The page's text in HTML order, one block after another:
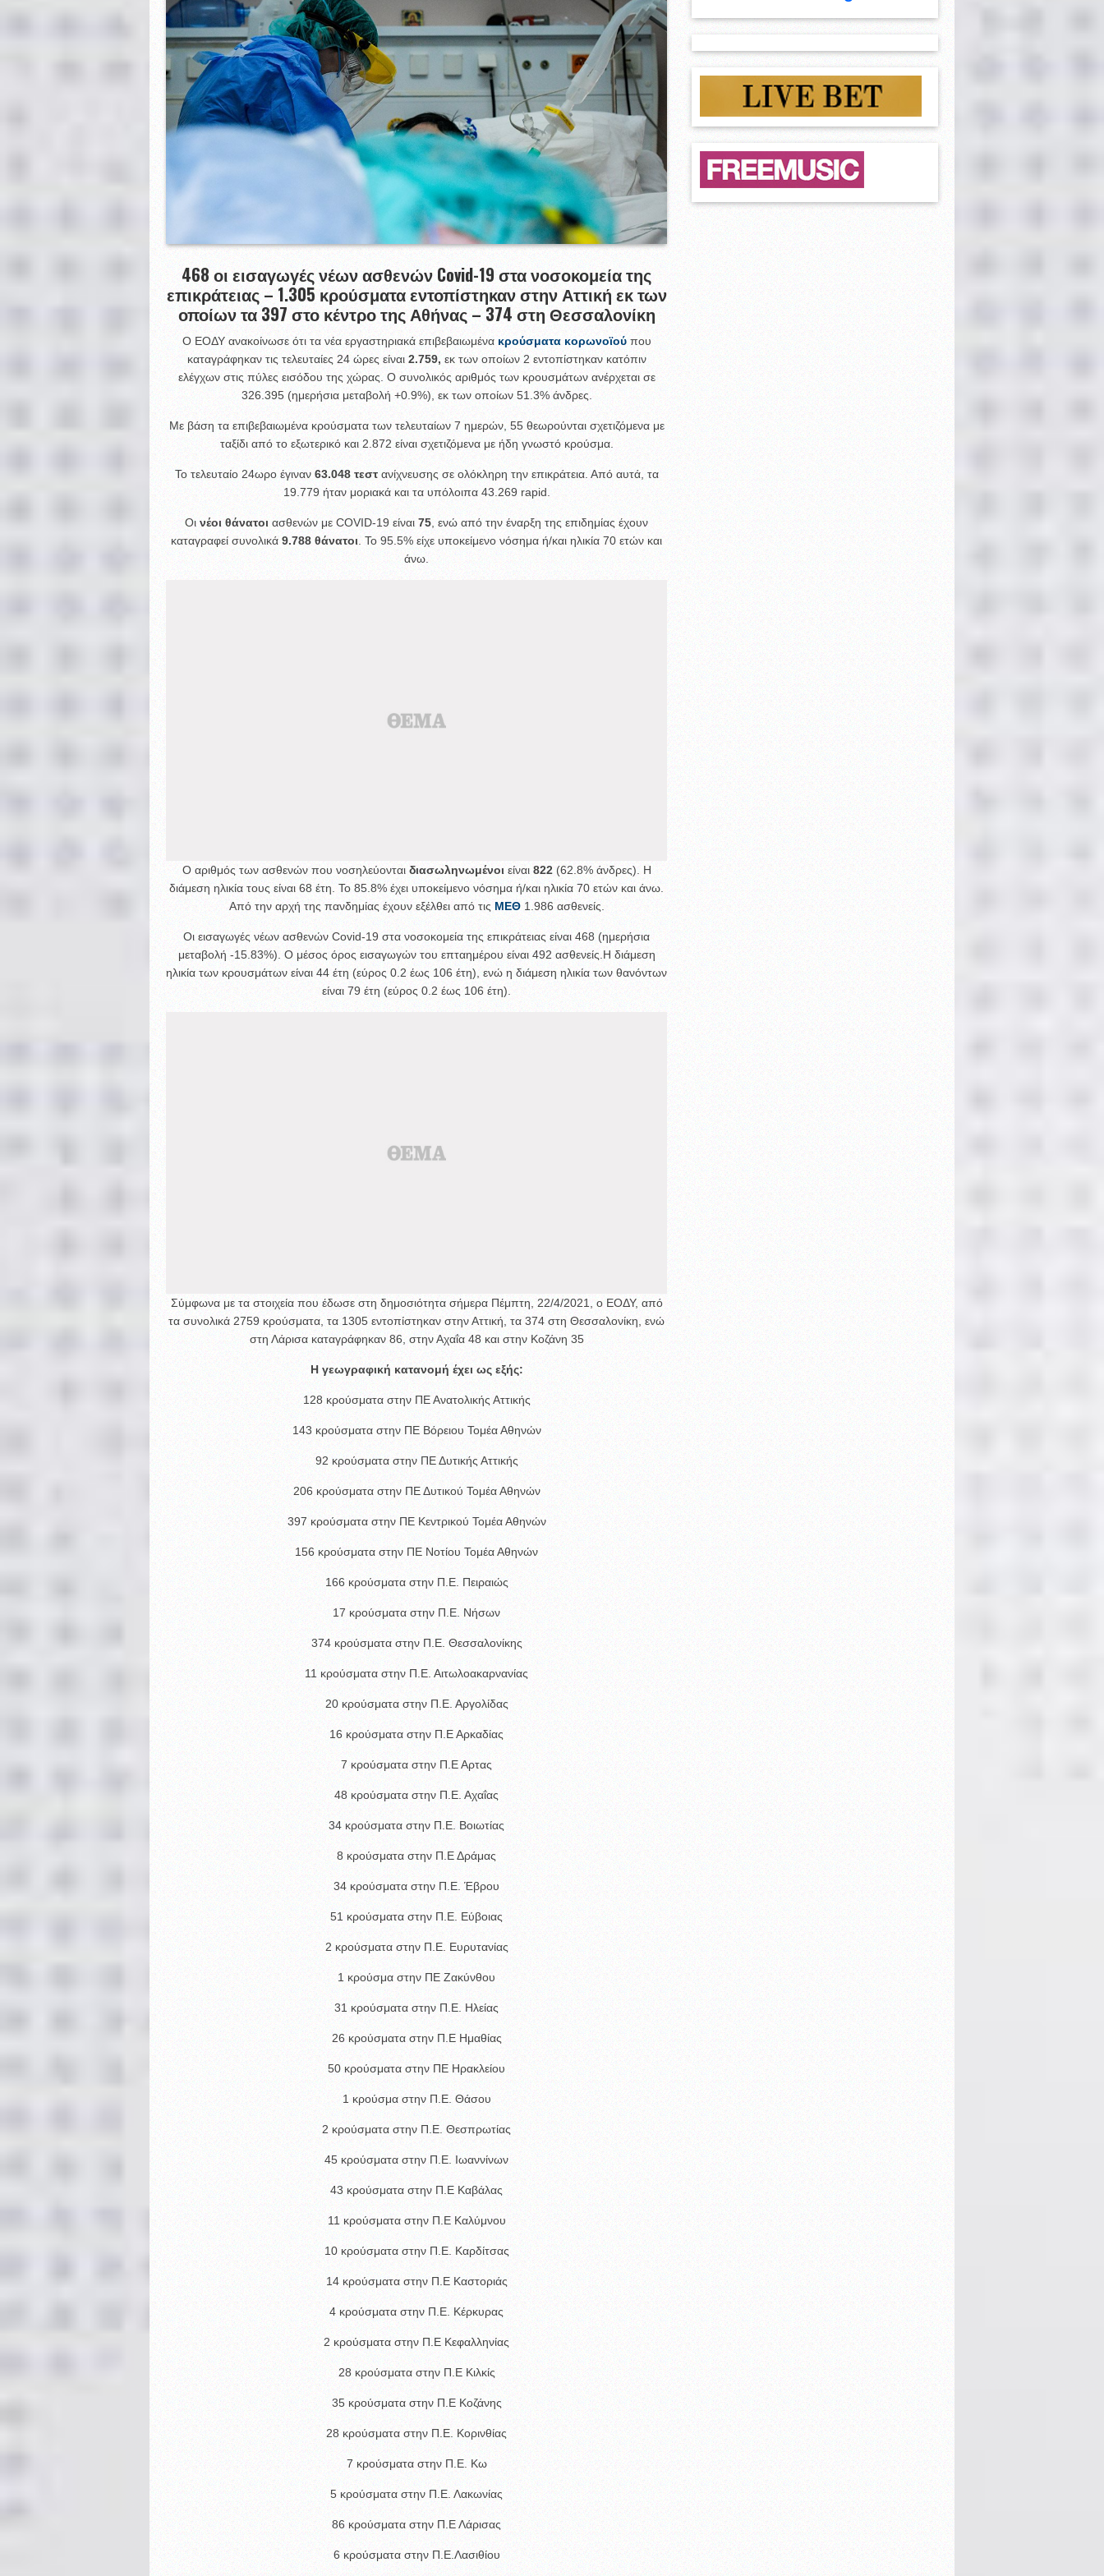
468 οι εισαγωγές νέων ασθενών Covid-19 στα νοσοκομεία της
επικράτειας – 1.305 κρούσματα εντοπίστηκαν στην Αττική εκ των
οποίων τα 397 στο κέντρο της Αθήνας – 374 στη Θεσσαλονίκη
Ο ΕΟΔΥ ανακοίνωσε ότι τα νέα εργαστηριακά επιβεβαιωμένα κρούσματα κορωνοϊού που
καταγράφηκαν τις τελευταίες 24 ώρες είναι 2.759, εκ των οποίων 2 εντοπίστηκαν κατόπιν
ελέγχων στις πύλες εισόδου της χώρας. Ο συνολικός αριθμός των κρουσμάτων ανέρχεται σε
326.395 (ημερήσια μεταβολή +0.9%), εκ των οποίων 51.3% άνδρες.
Με βάση τα επιβεβαιωμένα κρούσματα των τελευταίων 7 ημερών, 55 θεωρούνται σχετιζόμενα με
ταξίδι από το εξωτερικό και 2.872 είναι σχετιζόμενα με ήδη γνωστό κρούσμα.
Το τελευταίο 24ωρο έγιναν 63.048 τεστανίχνευσης σε ολόκληρη την επικράτεια. Από αυτά, τα
19.779 ήταν μοριακά και τα υπόλοιπα 43.269 rapid.
Οι νέοι θάνατοι ασθενών με COVID-19 είναι 75 , ενώ από την έναρξη της επιδημίας έχουν
καταγραφεί συνολικά 9.788 θάνατοι . Το 95.5% είχε υποκείμενο νόσημα ή/και ηλικία 70 ετών και
άνω.
Ο αριθμός των ασθενών που νοσηλεύονται διασωληνωμένοι είναι 822(62.8% άνδρες). Η
διάμεση ηλικία τους είναι 68 έτη. To 85.8% έχει υποκείμενο νόσημα ή/και ηλικία 70 ετών και άνω.
Από την αρχή της πανδημίας έχουν εξέλθει από τις ΜΕΘ 1.986 ασθενείς.
Οι εισαγωγές νέων ασθενών Covid-19 στα νοσοκομεία της επικράτειας είναι 468 (ημερήσια
μεταβολή -15.83%). Ο μέσος όρος εισαγωγών του επταημέρου είναι 492 ασθενείς.Η διάμεση
ηλικία των κρουσμάτων είναι 44 έτη (εύρος 0.2 έως 106 έτη), ενώ η διάμεση ηλικία των θανόντων
είναι 79 έτη (εύρος 0.2 έως 106 έτη).
Σύμφωνα με τα στοιχεία που έδωσε στη δημοσιότητα σήμερα Πέμπτη, 22/4/2021, ο ΕΟΔΥ, από
τα συνολικά 2759 κρούσματα, τα 1305 εντοπίστηκαν στην Αττική, τα 374 στη Θεσσαλονίκη, ενώ
στη Λάρισα καταγράφηκαν 86, στην Αχαΐα 48 και στην Κοζάνη 35
Η γεωγραφική κατανομή έχει ως εξής:
128 κρούσματα στην ΠΕ Ανατολικής Αττικής
143 κρούσματα στην ΠΕ Βόρειου Τομέα Αθηνών
92 κρούσματα στην ΠΕ Δυτικής Αττικής
206 κρούσματα στην ΠΕ Δυτικού Τομέα Αθηνών
397 κρούσματα στην ΠΕ Κεντρικού Τομέα Αθηνών
156 κρούσματα στην ΠΕ Νοτίου Τομέα Αθηνών
166 κρούσματα στην Π.Ε. Πειραιώς
17 κρούσματα στην Π.Ε. Νήσων
374 κρούσματα στην Π.Ε. Θεσσαλονίκης
11 κρούσματα στην Π.Ε. Αιτωλοακαρνανίας
20 κρούσματα στην Π.Ε. Αργολίδας
16 κρούσματα στην Π.Ε Αρκαδίας
7 κρούσματα στην Π.Ε Αρτας
48 κρούσματα στην Π.Ε. Αχαΐας
34 κρούσματα στην Π.Ε. Βοιωτίας
8 κρούσματα στην Π.Ε Δράμας
34 κρούσματα στην Π.Ε. Έβρου
51 κρούσματα στην Π.Ε. Εύβοιας
2 κρούσματα στην Π.Ε. Ευρυτανίας
1 κρούσμα στην ΠΕ Ζακύνθου
31 κρούσματα στην Π.Ε. Ηλείας
26 κρούσματα στην Π.Ε Ημαθίας
50 κρούσματα στην ΠΕ Ηρακλείου
1 κρούσμα στην Π.Ε. Θάσου
2 κρούσματα στην Π.Ε. Θεσπρωτίας
45 κρούσματα στην Π.Ε. Ιωαννίνων
43 κρούσματα στην Π.Ε Καβάλας
11 κρούσματα στην Π.Ε Καλύμνου
10 κρούσματα στην Π.Ε. Καρδίτσας
14 κρούσματα στην Π.Ε Καστοριάς
4 κρούσματα στην Π.Ε. Κέρκυρας
2 κρούσματα στην Π.Ε Κεφαλληνίας
28 κρούσματα στην Π.Ε Κιλκίς
35 κρούσματα στην Π.Ε Κοζάνης
28 κρούσματα στην Π.Ε. Κορινθίας
7 κρούσματα στην Π.Ε. Κω
5 κρούσματα στην Π.Ε. Λακωνίας
86 κρούσματα στην Π.Ε Λάρισας
6 κρούσματα στην Π.Ε.Λασιθίου